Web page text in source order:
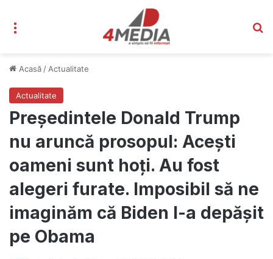
Acasă / Actualitate
Actualitate
Președintele Donald Trump
nu aruncă prosopul: Acești
oameni sunt hoți. Au fost
alegeri furate. Imposibil să ne
imaginăm că Biden l-a depășit
pe Obama